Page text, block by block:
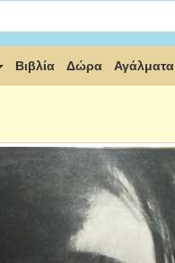
Βιβλία Δώρα Αγάλματα